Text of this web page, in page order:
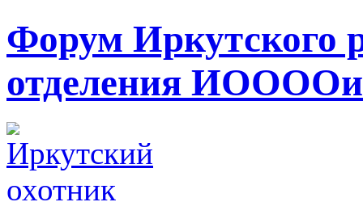
Форум Иркутского
отделения